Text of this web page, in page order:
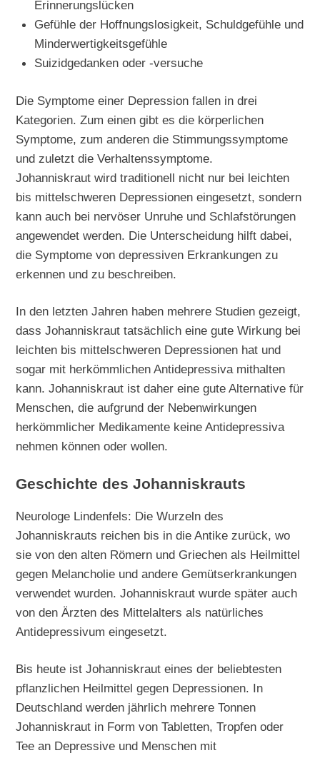
Erinnerungslücken
Gefühle der Hoffnungslosigkeit, Schuldgefühle und
Minderwertigkeitsgefühle
Suizidgedanken oder -versuche
Die Symptome einer Depression fallen in drei
Kategorien. Zum einen gibt es die körperlichen
Symptome, zum anderen die Stimmungssymptome
und zuletzt die Verhaltenssymptome.
Johanniskraut wird traditionell nicht nur bei leichten
bis mittelschweren Depressionen eingesetzt, sondern
kann auch bei nervöser Unruhe und Schlafstörungen
angewendet werden. Die Unterscheidung hilft dabei,
die Symptome von depressiven Erkrankungen zu
erkennen und zu beschreiben.
In den letzten Jahren haben mehrere Studien gezeigt,
dass Johanniskraut tatsächlich eine gute Wirkung bei
leichten bis mittelschweren Depressionen hat und
sogar mit herkömmlichen Antidepressiva mithalten
kann. Johanniskraut ist daher eine gute Alternative für
Menschen, die aufgrund der Nebenwirkungen
herkömmlicher Medikamente keine Antidepressiva
nehmen können oder wollen.
Geschichte des Johanniskrauts
Neurologe Lindenfels: Die Wurzeln des
Johanniskrauts reichen bis in die Antike zurück, wo
sie von den alten Römern und Griechen als Heilmittel
gegen Melancholie und andere Gemütserkrankungen
verwendet wurden. Johanniskraut wurde später auch
von den Ärzten des Mittelalters als natürliches
Antidepressivum eingesetzt.
Bis heute ist Johanniskraut eines der beliebtesten
pflanzlichen Heilmittel gegen Depressionen. In
Deutschland werden jährlich mehrere Tonnen
Johanniskraut in Form von Tabletten, Tropfen oder
Tee an Depressive und Menschen mit